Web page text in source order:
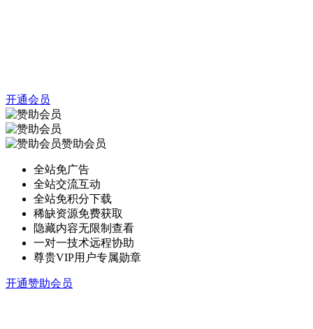
开通会员
赞助会员
全站免广告
全站交流互动
全站免积分下载
稀缺资源免费获取
隐藏内容无限制查看
一对一技术远程协助
尊贵VIP用户专属勋章
开通赞助会员